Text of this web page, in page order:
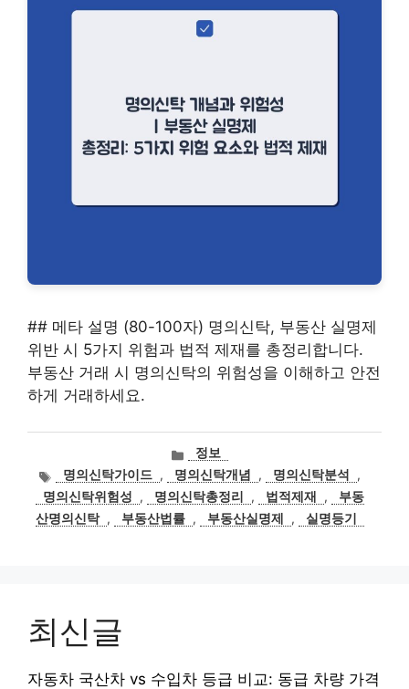
## 메타 설명 (80-100자) 명의신탁, 부동산 실명제
위반 시 5가지 위험과 법적 제재를 총정리합니다.
부동산 거래 시 명의신탁의 위험성을 이해하고 안전
하게 거래하세요.
카
테
고
리
정보
태
그
명의신탁가이드 , 명의신탁개념 , 명의신탁분석
,
명의신탁위험성
, 명의신탁총정리 , 법적제재 ,
부동
산명의신탁 , 부동산법률 , 부동산실명제 , 실명등기
최신글
자동차 국산차 vs 수입차 등급 비교: 동급 차량 가격